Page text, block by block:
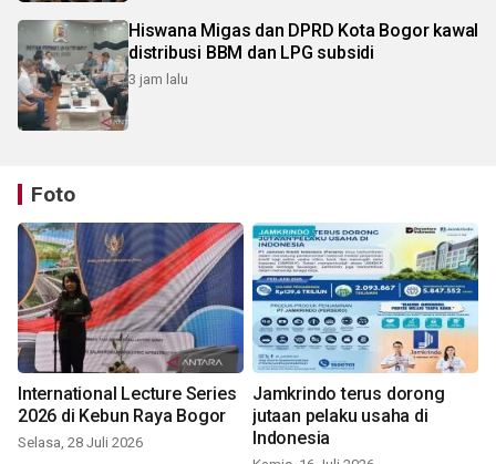
Hiswana Migas dan DPRD Kota Bogor kawal
distribusi BBM dan LPG subsidi
3 jam lalu
Foto
International Lecture Series
2026 di Kebun Raya Bogor
Selasa, 28 Juli 2026
Jamkrindo terus dorong
jutaan pelaku usaha di
Indonesia